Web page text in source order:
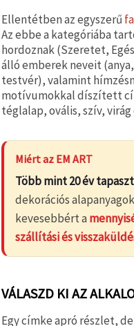
Ellentétben az egyszerű
Az ebbe a kategóriába
hordoznak (Szeretet,
álló emberek neveit
testvér), valamint
motívumokkal díszített
téglalap, ovális, szív, virág
Miért az EM ART
Több mint 20 év
dekorációs
kevesebbért a
szállítási és
VÁLASZD KI AZ
Egy címke apró részlet,